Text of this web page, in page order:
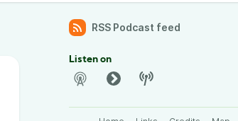
RSS Podcast feed
Listen on